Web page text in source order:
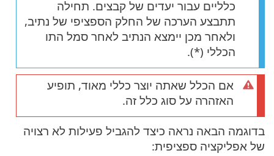
כלליים עבור יעדים של קבצים. תחילה
תתבצע הערכה של החלק הספציפי של נתיב,
ולאחר מכן יימצא הנתיב לאחר סמל התו
הכללי (*).
אם הכלל שאתה יוצר כללי מאוד, תופיע
האזהרה על סוג כלל זה.
בדוגמה הבאה נראה כיצד להגביל פעילות לא רצויה
של אפליקציה ספציפית: